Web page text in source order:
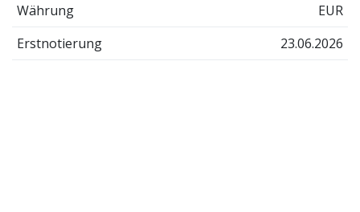
Währung
EUR
Erstnotierung
23.06.2026